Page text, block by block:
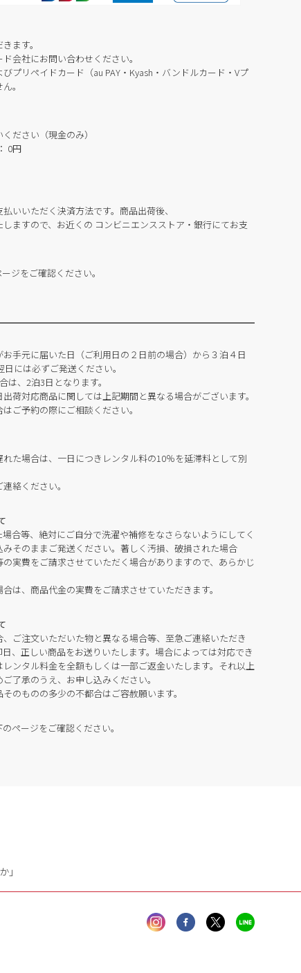
ます。
会社にお問い合わせください。
びプリペイドカード（au PAY・Kyash・バンドルカード・Vプ
。
ださい（現金のみ）
0円
いいただく決済方法です。商品出荷後、
ますので、お近くの コンビニエンスストア・銀行にてお支
ジをご確認ください。
手元に届いた日（ご利用日の２日前の場合）から３泊４日
には必ずご発送ください。
、2泊3日となります。
荷対応商品に関しては上記期間と異なる場合がございます。
ご予約の際にご相談ください。
た場合は、一日につきレンタル料の10％を延滞料として別
絡ください。
合等、絶対にご自分で洗濯や補修をなさらないようにしてく
そのままご発送ください。著しく汚損、破損された場合
実費をご請求させていただく場合がありますので、あらかじ
は、商品代金の実費をご請求させていただきます。
ご注文いただいた物と異なる場合等、至急ご連絡いただき
、正しい商品をお送りいたします。場合によっては対応でき
ンタル料金を全額もしくは一部ご返金いたします。それ以上
了承のうえ、お申し込みください。
のものの多少の不都合はご容赦願います。
ページをご確認ください。
」